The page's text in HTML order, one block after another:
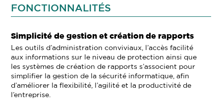
FONCTIONNALITÉS
Simplicité de gestion et création de rapports
Les outils d’administration conviviaux, l’accès facilité
aux informations sur le niveau de protection ainsi que
les systèmes de création de rapports s’associent pour
simplifier la gestion de la sécurité informatique, afin
d’améliorer la flexibilité, l’agilité et la productivité de
l’entreprise.